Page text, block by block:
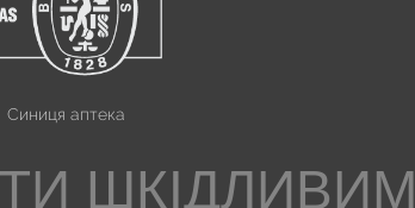
Синиця аптека